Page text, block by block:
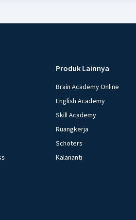
Produk Lainnya
Brain Academy Online
English Academy
Skill Academy
Ruangkerja
Schoters
Kalananti